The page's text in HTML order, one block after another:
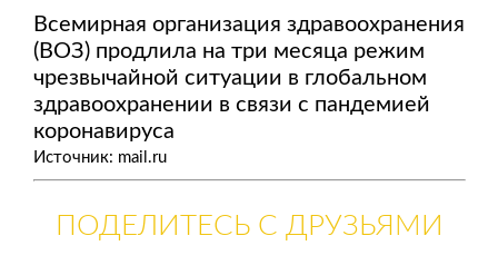
Всемирная организация здравоохранения
(ВОЗ) продлила на три месяца режим
чрезвычайной ситуации в глобальном
здравоохранении в связи с пандемией
коронавируса
Источник: mail.ru
ПОДЕЛИТЕСЬ С ДРУЗЬЯМИ